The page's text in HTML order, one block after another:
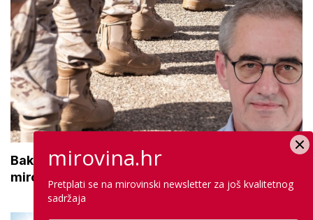
Bakić o najavi Vlade o povećanju braniteljskih
mirovina: 'Prepakiranje prijedloga Možemo!'
mirovina.hr
Pretplati se na mirovinski newsletter za još kvalitetnog
sadržaja